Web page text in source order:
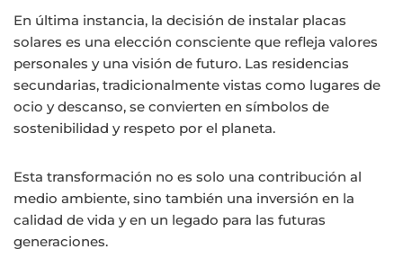
En última instancia, la decisión de instalar placas
solares es una elección consciente que refleja valores
personales y una visión de futuro. Las residencias
secundarias, tradicionalmente vistas como lugares de
ocio y descanso, se convierten en símbolos de
sostenibilidad y respeto por el planeta.
Esta transformación no es solo una contribución al
medio ambiente, sino también una inversión en la
calidad de vida y en un legado para las futuras
generaciones.